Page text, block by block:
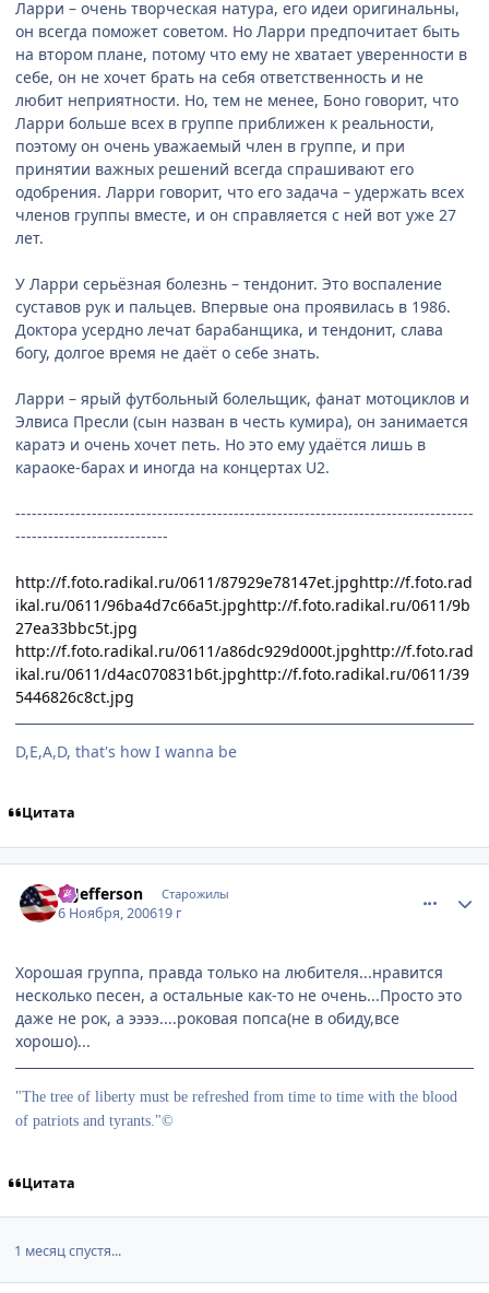
Ларри – очень творческая натура, его идеи оригинальны,
он всегда поможет советом. Но Ларри предпочитает быть
на втором плане, потому что ему не хватает уверенности в
себе, он не хочет брать на себя ответственность и не
любит неприятности. Но, тем не менее, Боно говорит, что
Ларри больше всех в группе приближен к реальности,
поэтому он очень уважаемый член в группе, и при
принятии важных решений всегда спрашивают его
одобрения. Ларри говорит, что его задача – удержать всех
членов группы вместе, и он справляется с ней вот уже 27
лет.
У Ларри серьёзная болезнь – тендонит. Это воспаление
суставов рук и пальцев. Впервые она проявилась в 1986.
Доктора усердно лечат барабанщика, и тендонит, слава
богу, долгое время не даёт о себе знать.
Ларри – ярый футбольный болельщик, фанат мотоциклов и
Элвиса Пресли (сын назван в честь кумира), он занимается
каратэ и очень хочет петь. Но это ему удаётся лишь в
караоке-барах и иногда на концертах U2.
------------------------------------------------------------------------------------
----------------------------
http://f.foto.radikal.ru/0611/87929e78147et.jpghttp://f.foto.rad
ikal.ru/0611/96ba4d7c66a5t.jpghttp://f.foto.radikal.ru/0611/9b
27ea33bbc5t.jpg
http://f.foto.radikal.ru/0611/a86dc929d000t.jpghttp://f.foto.rad
ikal.ru/0611/d4ac070831b6t.jpghttp://f.foto.radikal.ru/0611/39
5446826c8ct.jpg
D,E,A,D, that's how I wanna be
Цитата
T. Jefferson Старожилы
6 Ноября, 200619 г
Хорошая группа, правда только на любителя...нравится
несколько песен, а остальные как-то не очень...Просто это
даже не рок, а ээээ....роковая попса(не в обиду,все
хорошо)...
"The tree of liberty must be refreshed from time to time with the blood
of patriots and tyrants."©
Цитата
1 месяц спустя...